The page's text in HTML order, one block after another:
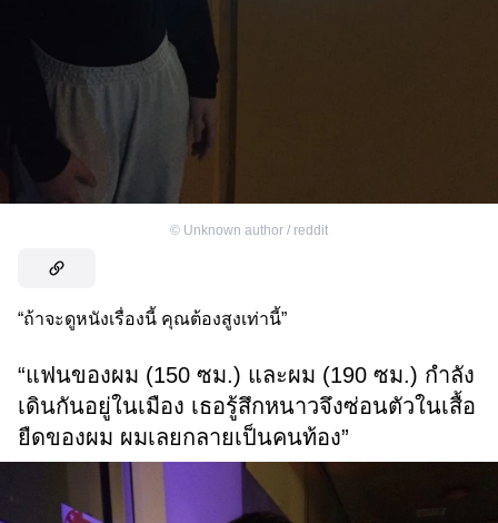
© Unknown author / reddit
“ถ้าจะดูหนังเรื่องนี้ คุณต้องสูงเท่านี้”
“แฟนของผม (150 ซม.) และผม (190 ซม.) กำลัง
เดินกันอยู่ในเมือง เธอรู้สึกหนาวจึงซ่อนตัวในเสื้อ
ยืดของผม ผมเลยกลายเป็นคนท้อง”